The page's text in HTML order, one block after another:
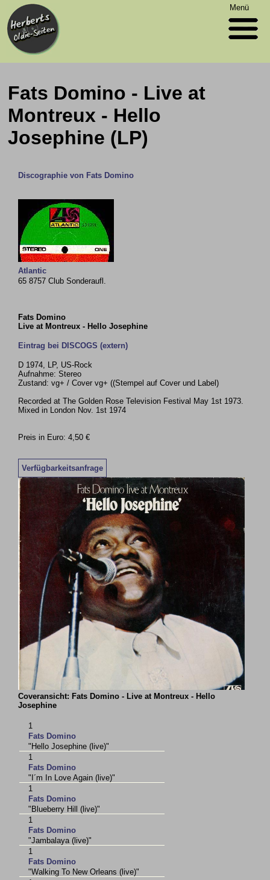
Menü
Fats Domino - Live at
Montreux - Hello
Josephine (LP)
Discographie von Fats Domino
Atlantic
65 8757 Club Sonderaufl.
Fats Domino
Live at Montreux - Hello Josephine
Eintrag bei DISCOGS (extern)
D 1974, LP, US-Rock
Aufnahme: Stereo
Zustand: vg+ / Cover vg+ ((Stempel auf Cover und Label)
Recorded at The Golden Rose Television Festival May 1st 1973.
Mixed in London Nov. 1st 1974
Preis in Euro: 4,50 €
Verfügbarkeitsanfrage
Coveransicht: Fats Domino - Live at Montreux - Hello
Josephine
1
Fats Domino
"Hello Josephine (live)"
1
Fats Domino
"I´m In Love Again (live)"
1
Fats Domino
"Blueberry Hill (live)"
1
Fats Domino
"Jambalaya (live)"
1
Fats Domino
"Walking To New Orleans (live)"